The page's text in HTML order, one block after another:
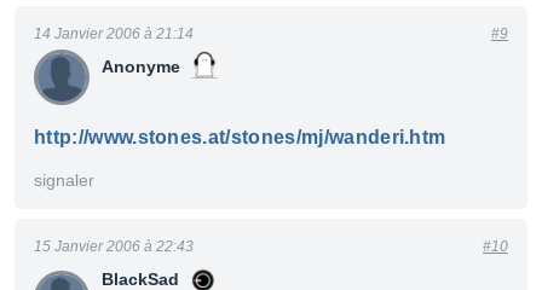
Anonyme
14 Janvier 2006 à 21:14 #9
http://www.stones.at/stones/mj/wanderi.htm
signaler
BlackSad
15 Janvier 2006 à 22:43 #10